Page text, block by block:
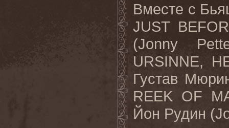
Вместе с
JUST
(Jonny
URSINNE,
Густав
REEK OF
Йон Рудин (